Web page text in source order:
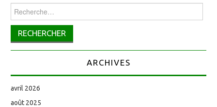
Rechercher :
ARCHIVES
avril 2026
août 2025